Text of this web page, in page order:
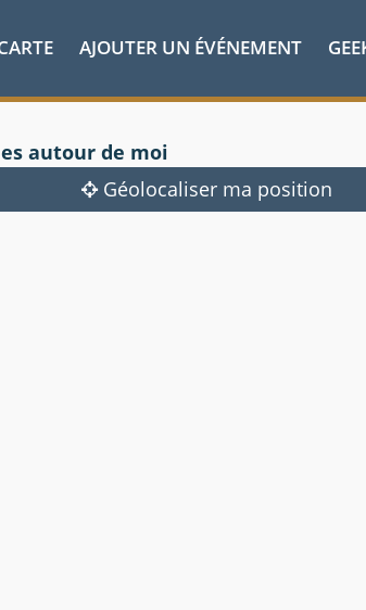
AJOUTER UN ÉVÉNEMENT
autour de moi
Géolocaliser ma position